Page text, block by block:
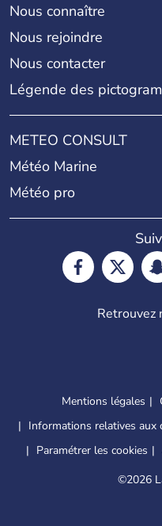
Nous connaître
Nous rejoindre
Nous contacter
Légende des
METEO CONSULT
Météo Marine
Météo pro
Retrouvez
Mentions légales
Informations relatives aux
Paramétrer les cookies
©2026